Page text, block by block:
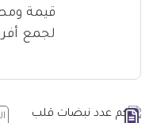
قيمة
لجمع